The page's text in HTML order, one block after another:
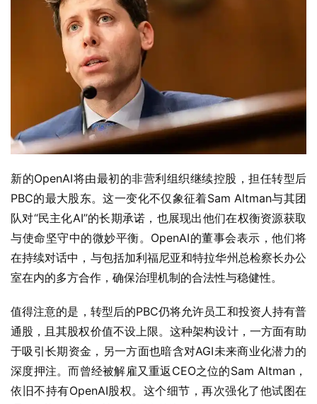
新的OpenAI将由最初的非营利组织继续控股，担任转型后
PBC的最大股东。这一变化不仅象征着Sam Altman与其团
队对“民主化AI”的长期承诺，也展现出他们在权衡资源获取
与使命坚守中的微妙平衡。OpenAI的董事会表示，他们将
在持续对话中，与包括加利福尼亚和特拉华州总检察长办公
室在内的多方合作，确保治理机制的合法性与稳健性。
值得注意的是，转型后的PBC仍将允许员工和投资人持有普
通股，且其股权价值不设上限。这种架构设计，一方面有助
于吸引长期资金，另一方面也暗含对AGI未来商业化潜力的
深度押注。而曾经被解雇又重返CEO之位的Sam Altman，
依旧不持有OpenAI股权。这个细节，再次强化了他试图在